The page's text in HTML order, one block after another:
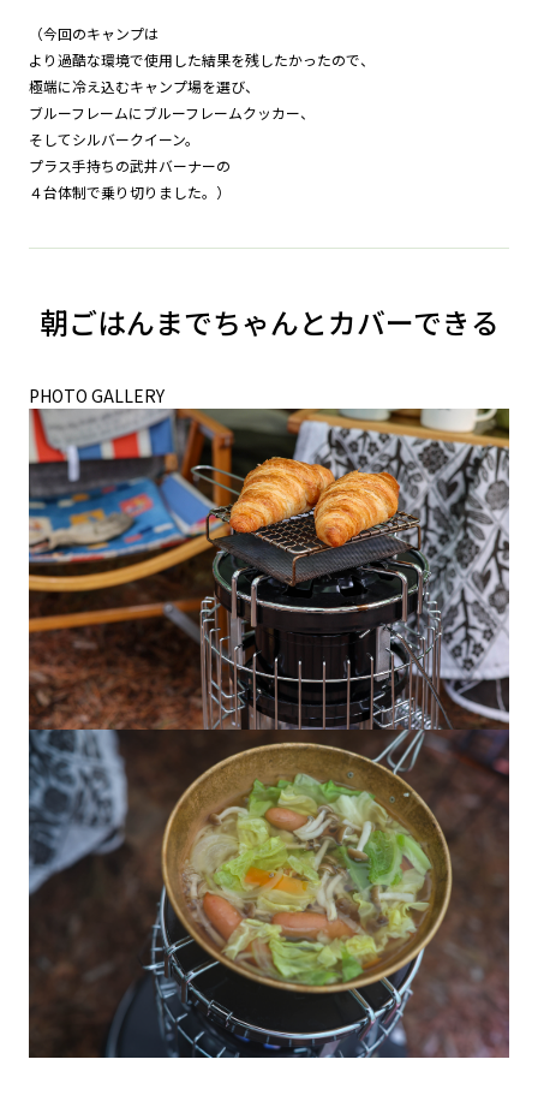
（今回のキャンプは
より過酷な環境で使用した結果を残したかったので、
極端に冷え込むキャンプ場を選び、
ブルーフレームにブルーフレームクッカー、
そしてシルバークイーン。
プラス手持ちの武井バーナーの
４台体制で乗り切りました。）
朝ごはんまでちゃんとカバーできる
PHOTO GALLERY